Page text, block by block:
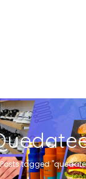
Posts tagged